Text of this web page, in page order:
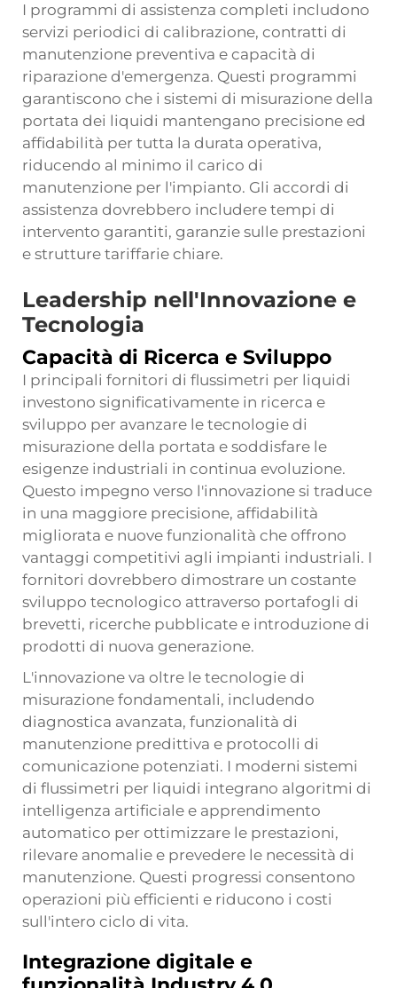
I programmi di assistenza completi includono
servizi periodici di calibrazione, contratti di
manutenzione preventiva e capacità di
riparazione d'emergenza. Questi programmi
garantiscono che i sistemi di misurazione della
portata dei liquidi mantengano precisione ed
affidabilità per tutta la durata operativa,
riducendo al minimo il carico di
manutenzione per l'impianto. Gli accordi di
assistenza dovrebbero includere tempi di
intervento garantiti, garanzie sulle prestazioni
e strutture tariffarie chiare.
Leadership nell'Innovazione e
Tecnologia
Capacità di Ricerca e Sviluppo
I principali fornitori di flussimetri per liquidi
investono significativamente in ricerca e
sviluppo per avanzare le tecnologie di
misurazione della portata e soddisfare le
esigenze industriali in continua evoluzione.
Questo impegno verso l'innovazione si traduce
in una maggiore precisione, affidabilità
migliorata e nuove funzionalità che offrono
vantaggi competitivi agli impianti industriali. I
fornitori dovrebbero dimostrare un costante
sviluppo tecnologico attraverso portafogli di
brevetti, ricerche pubblicate e introduzione di
prodotti di nuova generazione.
L'innovazione va oltre le tecnologie di
misurazione fondamentali, includendo
diagnostica avanzata, funzionalità di
manutenzione predittiva e protocolli di
comunicazione potenziati. I moderni sistemi
di flussimetri per liquidi integrano algoritmi di
intelligenza artificiale e apprendimento
automatico per ottimizzare le prestazioni,
rilevare anomalie e prevedere le necessità di
manutenzione. Questi progressi consentono
operazioni più efficienti e riducono i costi
sull'intero ciclo di vita.
Integrazione digitale e